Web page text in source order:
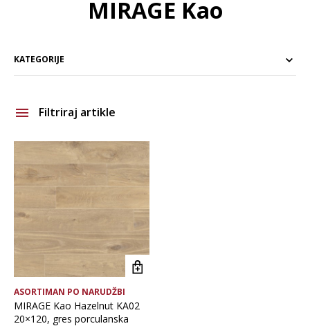
MIRAGE Kao
KATEGORIJE
Filtriraj artikle
Brand
Debljina
Glavna boja
ASORTIMAN PO NARUDŽBI
MIRAGE Kao Hazelnut KA02
20×120, gres porculanska